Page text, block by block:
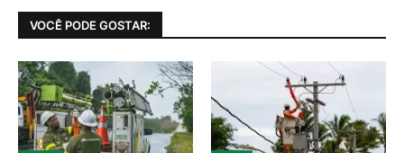
VOCÊ PODE GOSTAR: